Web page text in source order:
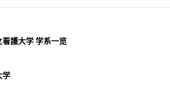
看護大学 学系一览
学